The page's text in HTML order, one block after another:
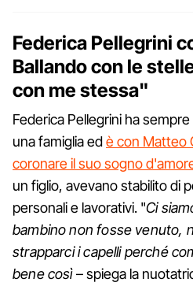
Federica Pellegrini
Ballando con le
con me stessa"
Federica Pellegrini ha
una famiglia edè con Matteo
coronare il suo sogno
un figlio, avevano stabilito di
personali e lavorativi. "Ci
bambino non fosse venuto,
strapparci i capelli perché
bene così– spiega la